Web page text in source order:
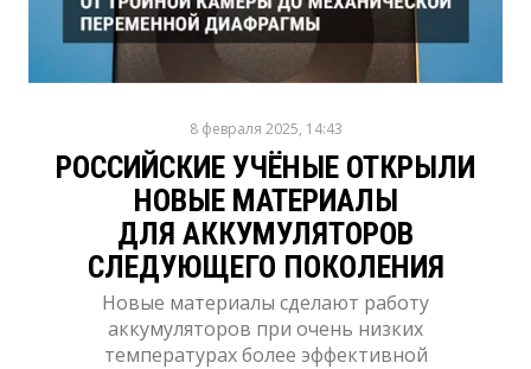
8 февраля 2025, 14:43
РОССИЙСКИЕ УЧЁНЫЕ ОТКРЫЛИ
НОВЫЕ МАТЕРИАЛЫ
ДЛЯ АККУМУЛЯТОРОВ
СЛЕДУЮЩЕГО ПОКОЛЕНИЯ
Новые материалы сделают работу
аккумуляторов при очень низких
температурах более эффективной